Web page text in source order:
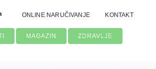
ONLINE NARUČIVANJE KONTAKT
MAGAZIN ZDRAVLJE